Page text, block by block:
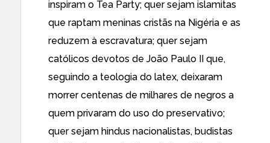
inspiram o Tea Party; quer sejam islamitas
que raptam meninas cristãs na Nigéria e as
reduzem à escravatura; quer sejam
católicos devotos de João Paulo II que,
seguindo a teologia do latex, deixaram
morrer centenas de milhares de negros a
quem privaram do uso do preservativo;
quer sejam hindus nacionalistas, budistas